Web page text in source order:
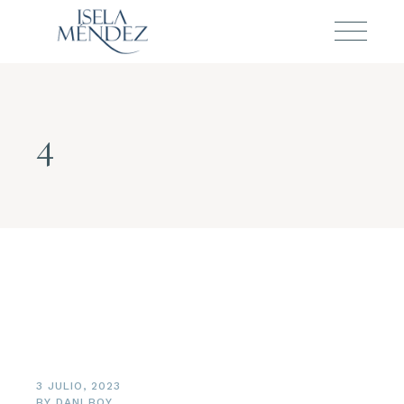
4
3 JULIO, 2023